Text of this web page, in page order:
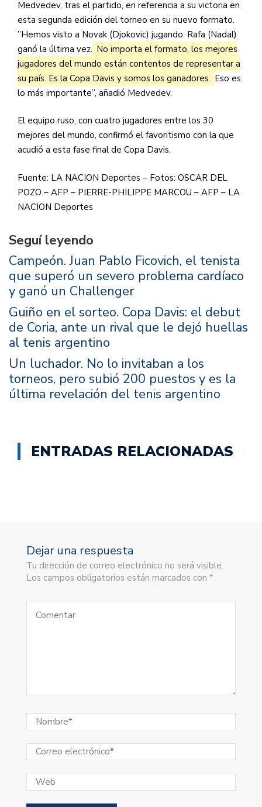
Medvedev, tras el partido, en referencia a su victoria en
esta segunda edición del torneo en su nuevo formato.
”Hemos visto a Novak (Djokovic) jugando. Rafa (Nadal)
ganó la última vez. No importa el formato, los mejores
jugadores del mundo están contentos de representar a
su país. Es la Copa Davis y somos los ganadores. Eso es
lo más importante”, añadió Medvedev.
El equipo ruso, con cuatro jugadores entre los 30
mejores del mundo, confirmó el favoritismo con la que
acudió a esta fase final de Copa Davis.
Fuente: LA NACION Deportes – Fotos: OSCAR DEL
POZO – AFP – PIERRE-PHILIPPE MARCOU – AFP – LA
NACION Deportes
Seguí leyendo
Campeón. Juan Pablo Ficovich, el tenista
que superó un severo problema cardíaco
y ganó un Challenger
Guiño en el sorteo. Copa Davis: el debut
de Coria, ante un rival que le dejó huellas
al tenis argentino
Un luchador. No lo invitaban a los
torneos, pero subió 200 puestos y es la
última revelación del tenis argentino
ENTRADAS RELACIONADAS
Dejar una respuesta
Tu dirección de correo electrónico no será visible.
Los campos obligatorios están marcados con *